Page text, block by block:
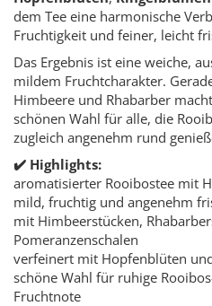
dem Tee eine harmonische
Fruchtigkeit und feiner, leicht
Das Ergebnis ist eine weiche,
mildem Fruchtcharakter.
Himbeere und Rhabarber
schönen Wahl für alle, die
zugleich angenehm rund
✔️ Highlights:
aromatisierter Rooibostee mit
mild, fruchtig und angenehm
mit Himbeerstücken,
Pomeranzenschalen
verfeinert mit Hopfenblüten
schöne Wahl für ruhige
Fruchtnote